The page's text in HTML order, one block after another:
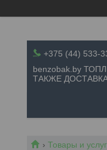
+375 (44) 533-
benzobak.by
ТАКЖЕ ДОСТАВКА
Товары и